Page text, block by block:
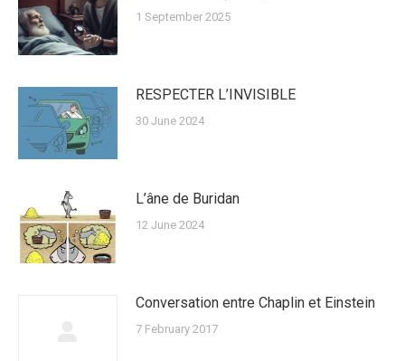
1 September 2025
RESPECTER L’INVISIBLE
30 June 2024
L’âne de Buridan
12 June 2024
Conversation entre Chaplin et Einstein
7 February 2017